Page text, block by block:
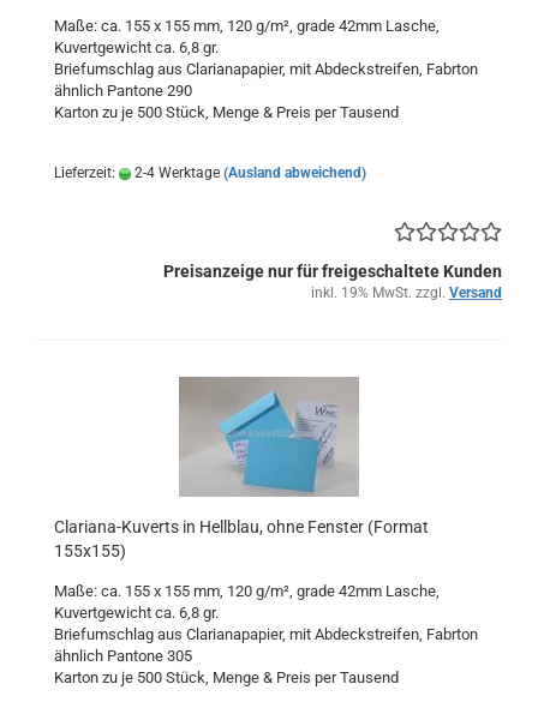
Maße: ca. 155 x 155 mm, 120 g/m², grade 42mm Lasche,
Kuvertgewicht ca. 6,8 gr.
Briefumschlag aus Clarianapapier, mit Abdeckstreifen, Fabrton
ähnlich Pantone 290
Karton zu je 500 Stück, Menge & Preis per Tausend
Lieferzeit: 2-4 Werktage (Ausland abweichend)
Preisanzeige nur für freigeschaltete Kunden
inkl. 19% MwSt. zzgl. Versand
Clariana-Kuverts in Hellblau, ohne Fenster (Format
155x155)
Maße: ca. 155 x 155 mm, 120 g/m², grade 42mm Lasche,
Kuvertgewicht ca. 6,8 gr.
Briefumschlag aus Clarianapapier, mit Abdeckstreifen, Fabrton
ähnlich Pantone 305
Karton zu je 500 Stück, Menge & Preis per Tausend